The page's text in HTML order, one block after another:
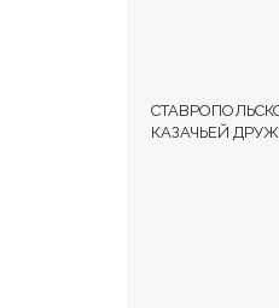
КАЗАЧЬЕЙ